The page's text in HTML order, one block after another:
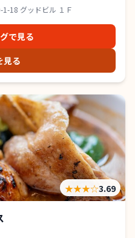
18 グッドビル １Ｆ
で見る
見る
★★★☆3.69